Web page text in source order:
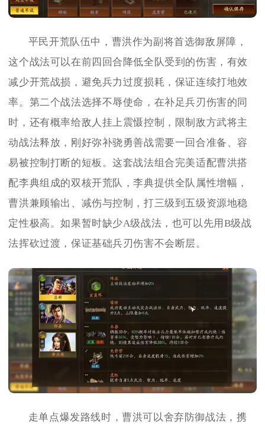
平民开荒队伍中，曹洪作为副将首选御敌屏障，
这个战法可以在前四回合降低全队受到的伤害，有效
减少开荒战损，避免兵力过度损耗，保证连续打地效
率。第二个战法选择不辱使命，在补足兵刃伤害的同
时，还有概率给敌人挂上震慑控制，限制敌方武将主
动战法释放，刚好弥补骁勇善战需要一回合准备、容
易被控制打断的短板。这套战法组合完美适配曹洪搭
配李典组成的双核开荒队，李典提供全队属性增幅，
曹洪兼顾输出、减伤与控制，打三级到五级资源地稳
定性极高。如果暂时缺少A级战法，也可以先用B级战
法挥砍过渡，保证基础兵刃伤害不会断层。
走单点爆发路线时，曹洪可以舍弃防御战法，携